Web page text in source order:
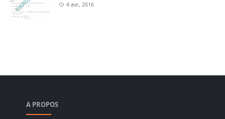
4 avr., 2016
A PROPOS